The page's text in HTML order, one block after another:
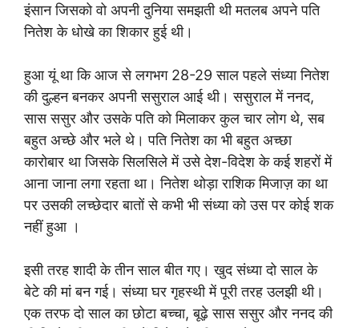
इंसान जिसको वो अपनी दुनिया समझती थी मतलब अपने पति
नितेश के धोखे का शिकार हुई थी।
हुआ यूं था कि आज से लगभग 28-29 साल पहले संध्या नितेश
की दुल्हन बनकर अपनी ससुराल आई थी। ससुराल में ननद,
सास ससुर और उसके पति को मिलाकर कुल चार लोग थे, सब
बहुत अच्छे और भले थे। पति नितेश का भी बहुत अच्छा
कारोबार था जिसके सिलसिले में उसे देश-विदेश के कई शहरों में
आना जाना लगा रहता था। नितेश थोड़ा राशिक मिजाज़ का था
पर उसकी लच्छेदार बातों से कभी भी संध्या को उस पर कोई शक
नहीं हुआ ।
इसी तरह शादी के तीन साल बीत गए। खुद संध्या दो साल के
बेटे की मां बन गई। संध्या घर गृहस्थी में पूरी तरह उलझी थी।
एक तरफ दो साल का छोटा बच्चा, बूढ़े सास ससुर और ननद की